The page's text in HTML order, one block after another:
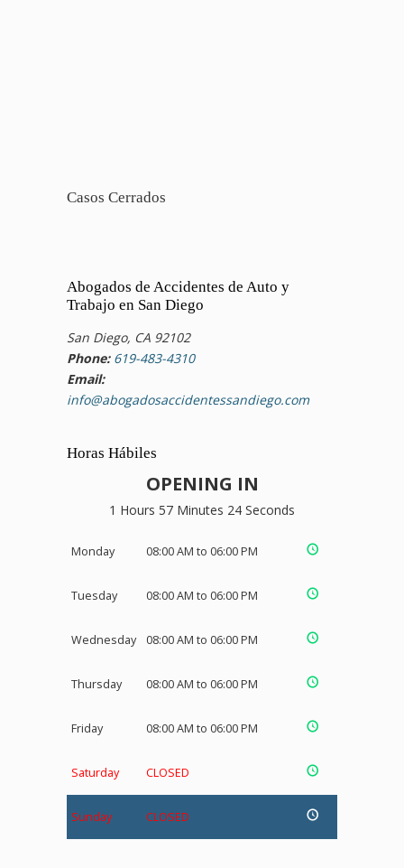
Casos Cerrados
Abogados de Accidentes de Auto y
Trabajo en San Diego
San Diego, CA 92102
Phone: 619-483-4310
Email:
info@abogadosaccidentessandiego.com
Horas Hábiles
OPENING IN
1 Hours 57 Minutes 23 Seconds
Monday 08:00 AM to 06:00 PM
Tuesday 08:00 AM to 06:00 PM
Wednesday 08:00 AM to 06:00 PM
Thursday 08:00 AM to 06:00 PM
Friday 08:00 AM to 06:00 PM
Saturday CLOSED
Sunday CLOSED